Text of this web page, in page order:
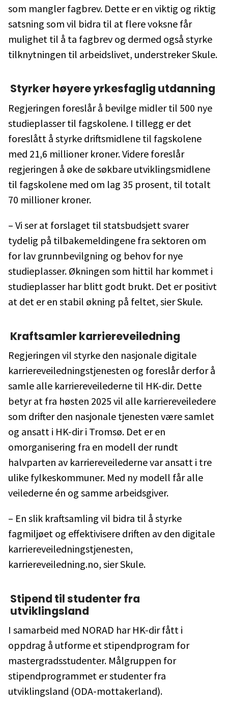
som mangler fagbrev. Dette er en viktig og riktig
satsning som vil bidra til at flere voksne får
mulighet til å ta fagbrev og dermed også styrke
tilknytningen til arbeidslivet, understreker Skule.
Styrker høyere yrkesfaglig utdanning
Regjeringen foreslår å bevilge midler til 500 nye
studieplasser til fagskolene. I tillegg er det
foreslått å styrke driftsmidlene til fagskolene
med 21,6 millioner kroner. Videre foreslår
regjeringen å øke de søkbare utviklingsmidlene
til fagskolene med om lag 35 prosent, til totalt
70 millioner kroner.
– Vi ser at forslaget til statsbudsjett svarer
tydelig på tilbakemeldingene fra sektoren om
for lav grunnbevilgning og behov for nye
studieplasser. Økningen som hittil har kommet i
studieplasser har blitt godt brukt. Det er positivt
at det er en stabil økning på feltet, sier Skule.
Kraftsamler karriereveiledning
Regjeringen vil styrke den nasjonale digitale
karriereveiledningstjenesten og foreslår derfor å
samle alle karriereveilederne til HK-dir. Dette
betyr at fra høsten 2025 vil alle karriereveiledere
som drifter den nasjonale tjenesten være samlet
og ansatt i HK-dir i Tromsø. Det er en
omorganisering fra en modell der rundt
halvparten av karriereveilederne var ansatt i tre
ulike fylkeskommuner. Med ny modell får alle
veilederne én og samme arbeidsgiver.
– En slik kraftsamling vil bidra til å styrke
fagmiljøet og effektivisere driften av den digitale
karriereveiledningstjenesten,
karriereveiledning.no, sier Skule.
Stipend til studenter fra
utviklingsland
I samarbeid med NORAD har HK-dir fått i
oppdrag å utforme et stipendprogram for
mastergradsstudenter. Målgruppen for
stipendprogrammet er studenter fra
utviklingsland (ODA-mottakerland).